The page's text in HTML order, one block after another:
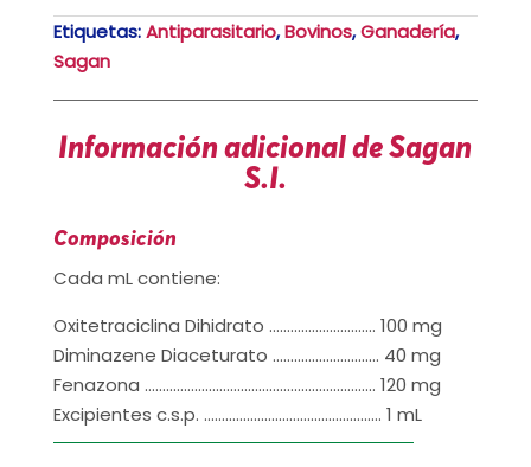
Etiquetas:Antiparasitario,Bovinos,Ganadería,
Sagan
Información adicional de Sagan
S.I.
Composición
Cada mL contiene:
Oxitetraciclina Dihidrato ………………………… 100 mg
Diminazene Diaceturato ………………………… 40 mg
Fenazona ……………………………………………………….. 120 mg
Excipientes c.s.p. ………………………………………….. 1 mL